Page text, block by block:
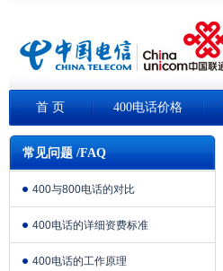
首 页 400电话价格
常见问题 /FAQ
400与800电话的对比
400电话的详细资费标准
400电话的工作原理